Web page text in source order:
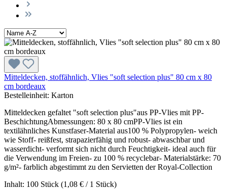
Mitteldecken, stoffähnlich, Vlies "soft selection plus" 80 cm x 80
cm bordeaux
Bestelleinheit: Karton
Mitteldecken gefaltet "soft selection plus"aus PP-Vlies mit PP-
BeschichtungAbmessungen: 80 x 80 cmPP-Vlies ist ein
textilähnliches Kunstfaser-Material aus100 % Polypropylen- weich
wie Stoff- reißfest, strapazierfähig und robust- abwaschbar und
wasserdicht- verformt sich nicht durch Feuchtigkeit- ideal auch für
die Verwendung im Freien- zu 100 % recyclebar- Materialstärke: 70
g/m²- farblich abgestimmt zu den Servietten der Royal-Collection
Inhalt: 100 Stück (1,08 € / 1 Stück)